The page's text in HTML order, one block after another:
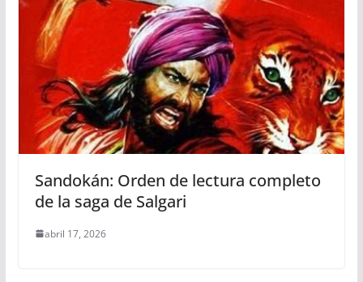
Sandokán: Orden de lectura completo
de la saga de Salgari
abril 17, 2026